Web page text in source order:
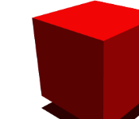
springen